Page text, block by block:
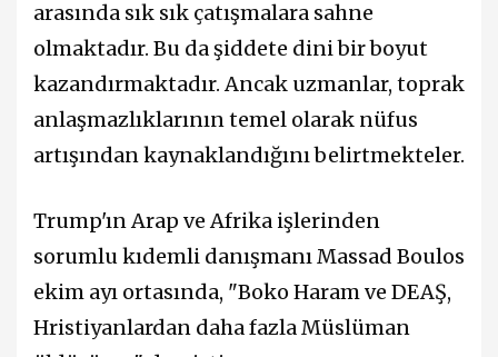
arasında sık sık çatışmalara sahne
olmaktadır. Bu da şiddete dini bir boyut
kazandırmaktadır. Ancak uzmanlar, toprak
anlaşmazlıklarının temel olarak nüfus
artışından kaynaklandığını belirtmekteler.
Trump'ın Arap ve Afrika işlerinden
sorumlu kıdemli danışmanı Massad Boulos
ekim ayı ortasında, "Boko Haram ve DEAŞ,
Hristiyanlardan daha fazla Müslüman